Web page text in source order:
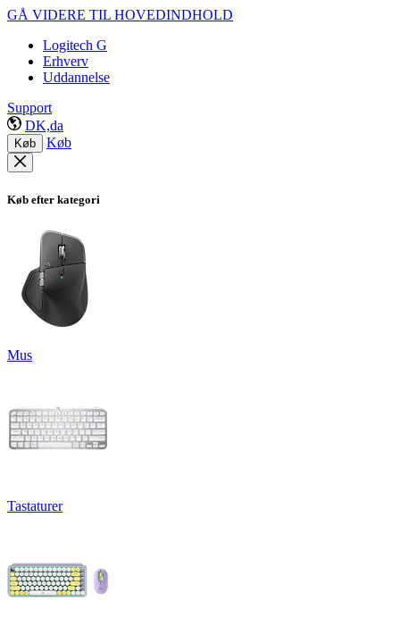
GÅ VIDERE TIL HOVEDINDHOLD
Logitech G
Erhverv
Uddannelse
Support
DK,da
Køb Køb
Køb efter kategori
Mus
Tastaturer